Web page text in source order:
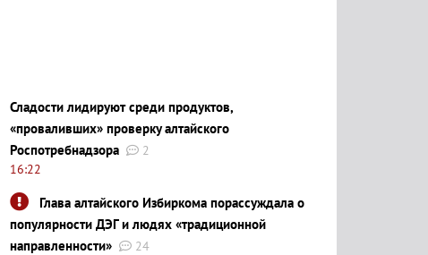
Сладости лидируют среди продуктов,
«проваливших» проверку алтайского
Роспотребнадзора
2
16:22
Глава алтайского Избиркома порассуждала о
популярности ДЭГ и людях «традиционной
направленности»
24